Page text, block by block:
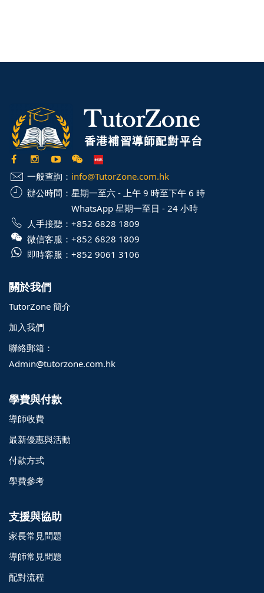
一般查詢： info@TutorZone.com.hk
辦公時間： 星期一至六 - 上午 9 時至下午 6 時
WhatsApp 星期一至日 - 24 小時
人手接聽： +852 6828 1809
微信客服： +852 6828 1809
即時客服： +852 9061 3106
關於我們
TutorZone 簡介
加入我們
聯絡郵箱：
Admin@tutorzone.com.hk
學費與付款
導師收費
最新優惠與活動
付款方式
學費參考
支援與協助
家長常見問題
導師常見問題
配對流程